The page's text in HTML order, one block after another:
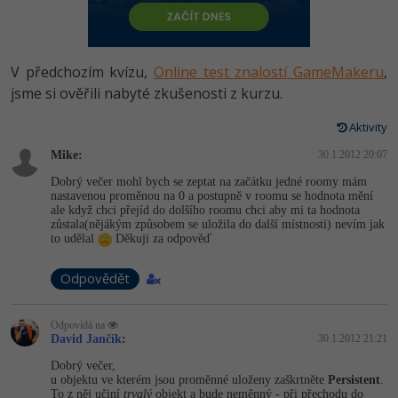
HTML5, CSS3, Bootstrap, SEO
SQL a databáze
React
Spring
ASP.NET MVC
Django
Best practices
JavaScript
UML a návrhové vzory
MySQL/MariaDB
MS-SQL
SQLite
Vývojář mobilních aplikací
C# Game developer
Tester
Systémový administrátor
Projektový manažer
Databázový analytik
-80%
-80%
PHP -80%
Swift -80%
Kotlin -80%
C
Návrh SW -80%
V předchozím kvízu, Online test znalostí GameMakeru,
jsme si ověřili nabyté zkušenosti z kurzu.
Aktivity
Mike: 30.1.2012 20:07
Dobrý večer mohl bych se zeptat na začátku jedné roomy mám
nastavenou proměnou na 0 a postupně v roomu se hodnota mění
ale když chci přejíd do dolšího roomu chci aby mi ta hodnota
zůstala(nějákým způsobem se uložila do další místnosti) nevím jak
to udělal
Děkuji za odpověď
Odpovědět
Odpovídá na
David Jančík: 30.1.2012 21:21
Dobrý večer,
u objektu ve kterém jsou proměnné uloženy zaškrtněte Persistent
To z něj učiní trvalý objekt a bude neměnný - při přechodu do